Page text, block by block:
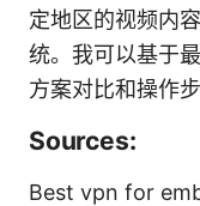
定地区的视频内
统。我可以基于
方案对比和操作步
Sources:
Best vpn for